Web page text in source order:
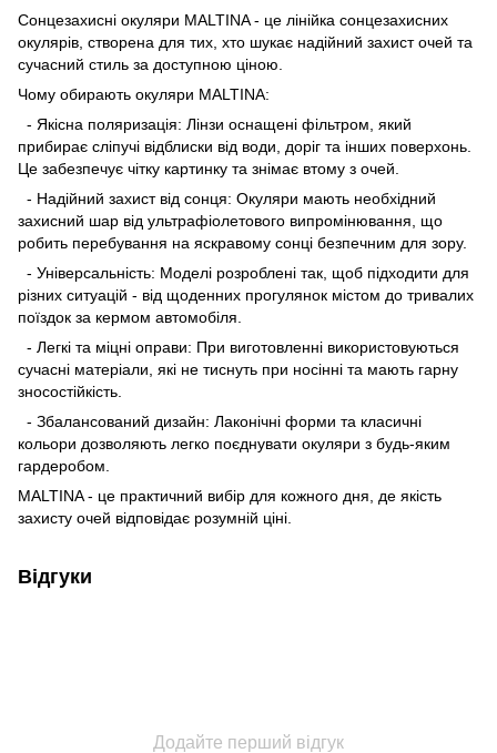
Сонцезахисні окуляри MALTINA - це лінійка сонцезахисних
окулярів, створена для тих, хто шукає надійний захист очей та
сучасний стиль за доступною ціною.
Чому обирають окуляри MALTINA:
- Якісна поляризація: Лінзи оснащені фільтром, який
прибирає сліпучі відблиски від води, доріг та інших поверхонь.
Це забезпечує чітку картинку та знімає втому з очей.
- Надійний захист від сонця: Окуляри мають необхідний
захисний шар від ультрафіолетового випромінювання, що
робить перебування на яскравому сонці безпечним для зору.
- Універсальність: Моделі розроблені так, щоб підходити для
різних ситуацій - від щоденних прогулянок містом до тривалих
поїздок за кермом автомобіля.
- Легкі та міцні оправи: При виготовленні використовуються
сучасні матеріали, які не тиснуть при носінні та мають гарну
зносостійкість.
- Збалансований дизайн: Лаконічні форми та класичні
кольори дозволяють легко поєднувати окуляри з будь-яким
гардеробом.
MALTINA - це практичний вибір для кожного дня, де якість
захисту очей відповідає розумній ціні.
Відгуки
Додайте перший відгук